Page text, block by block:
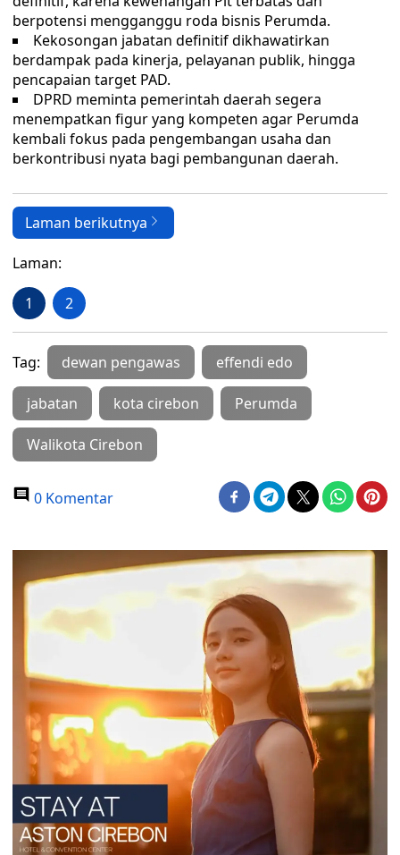
berpotensi mengganggu roda bisnis Perumda.
Kekosongan jabatan definitif dikhawatirkan
berdampak pada kinerja, pelayanan publik, hingga
pencapaian target PAD.
DPRD meminta pemerintah daerah segera
menempatkan figur yang kompeten agar Perumda
kembali fokus pada pengembangan usaha dan
berkontribusi nyata bagi pembangunan daerah.
Laman berikutnya
Laman:
1 2
Tag: dewan pengawas effendi edo
jabatan kota cirebon Perumda
Walikota Cirebon
0 Komentar